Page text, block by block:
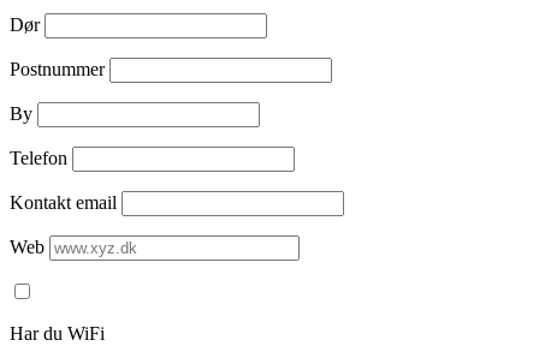
Dør
Postnummer
By
Telefon
Kontakt email
Web
Har du WiFi